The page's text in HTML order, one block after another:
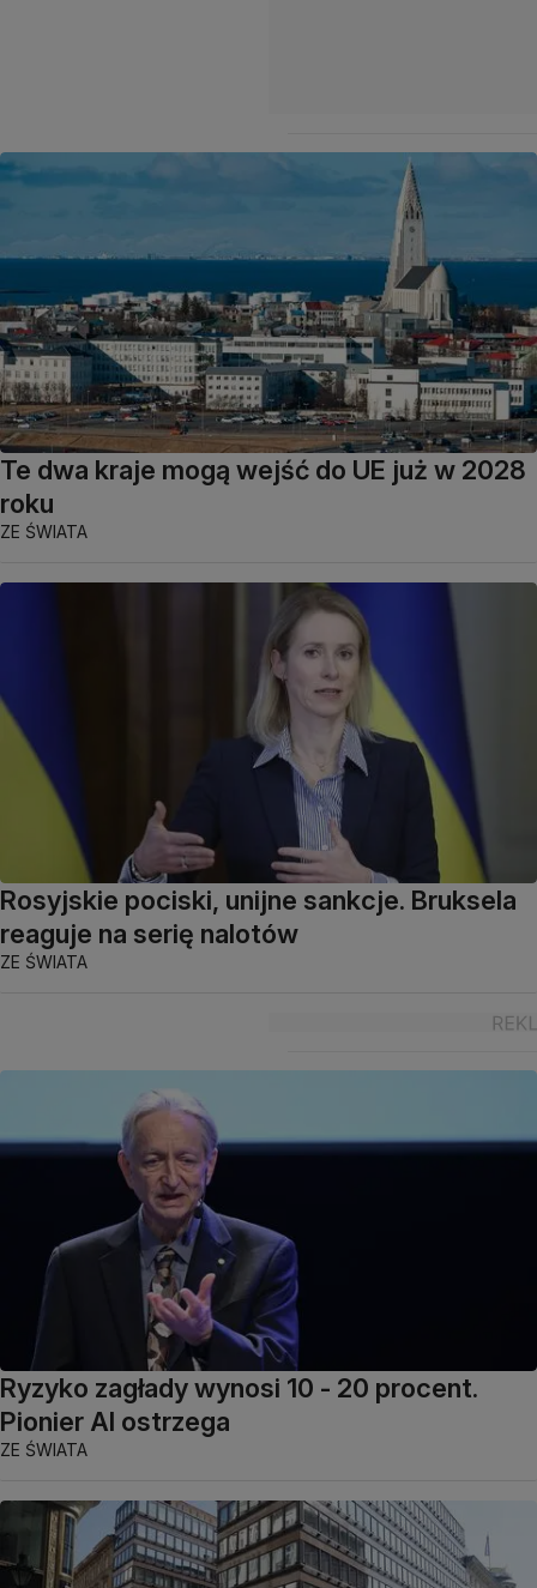
Te dwa kraje mogą wejść do UE już w 2028
roku
ZE ŚWIATA
Rosyjskie pociski, unijne sankcje. Bruksela
reaguje na serię nalotów
ZE ŚWIATA
Ryzyko zagłady wynosi 10 - 20 procent.
Pionier AI ostrzega
ZE ŚWIATA